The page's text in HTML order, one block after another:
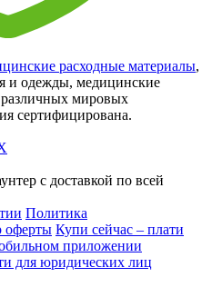
расходные материалы,
и одежды, медицинские
мировых
сертифицирована.
с доставкой по всей
Политика
оферты Купи сейчас – плати
приложении
для юридических лиц